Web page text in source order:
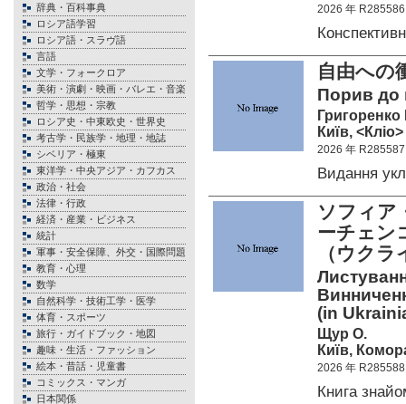
辞典・百科事典
ロシア語学習
ロシア語・スラヴ語
言語
文学・フォークロア
美術・演劇・映画・バレエ・音楽
哲学・思想・宗教
ロシア史・中東欧史・世界史
考古学・民族学・地理・地誌
シベリア・極東
東洋学・中央アジア・カフカス
政治・社会
法律・行政
経済・産業・ビジネス
統計
軍事・安全保障、外交・国際問題
教育・心理
数学
自然科学・技術工学・医学
体育・スポーツ
旅行・ガイドブック・地図
趣味・生活・ファッション
絵本・昔話・児童書
コミックス・マンガ
日本関係
2026 年 R285586
自由へ
Порив до
Київ,
2026 年 R285587
Видання
ソフィア
ーチェン
（ウク
(in
Щур О.
Київ,
2026 年 R285588
Книга